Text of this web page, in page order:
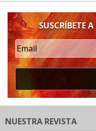
SUSCRÍBETE
NUESTRA REVISTA